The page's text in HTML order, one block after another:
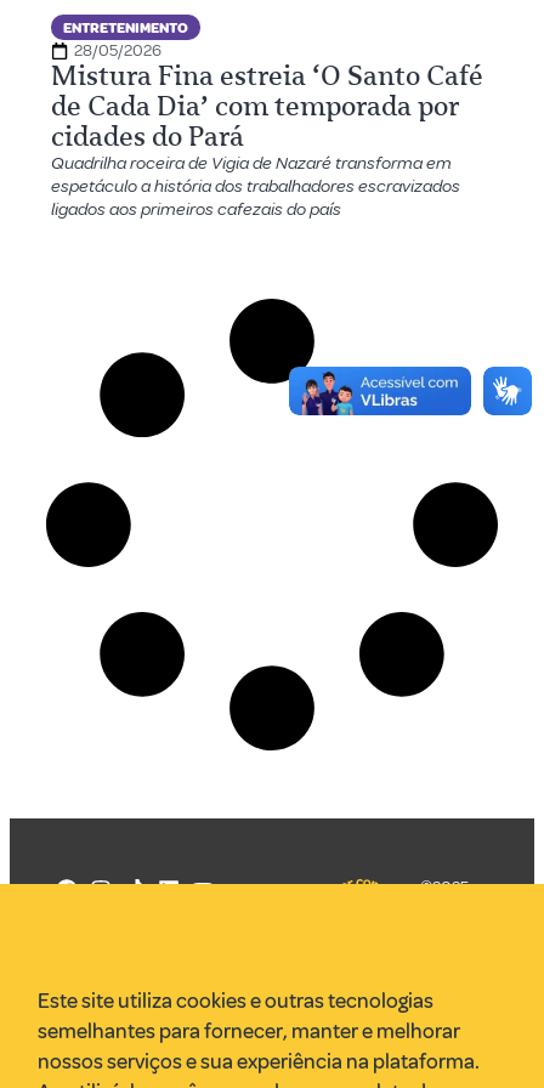
ENTRETENIMENTO
28/05/2026
Mistura Fina estreia ‘O Santo Café
de Cada Dia’ com temporada por
cidades do Pará
Quadrilha roceira de Vigia de Nazaré transforma em
espetáculo a história dos trabalhadores escravizados
ligados aos primeiros cafezais do país
VR Assessoria
Parcerias
Envie uma pauta
©2025
Este site utiliza cookies e outras tecnologias
semelhantes para fornecer, manter e melhorar
nossos serviços e sua experiência na plataforma.